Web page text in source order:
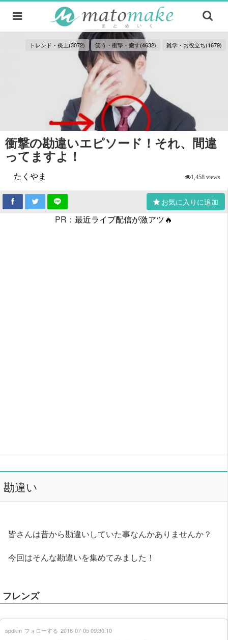
トレンド・炎上(3072) 笑う・衝撃・癒す(4632) 雑学・お役立ち(1679)
衝撃の勘違いエピソード！それ、間違
ってますよ！
たくやま 1,458 views
お気に入りに追加
PR： 最近ライブ配信が激アツ🔥
勘違い
皆さんは昔から勘違いしていた事なんかありませんか？
今回はそんな勘違いを集めてみました！
フレンズ
spdkm フォローする 2016-07-05 09:30:10